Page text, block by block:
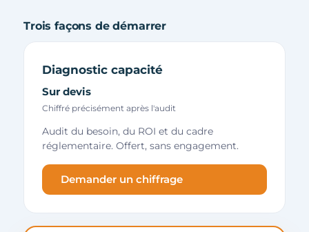
Trois façons de démarrer
Diagnostic capacité
Sur devis
Chiffré précisément après l'audit
Audit du besoin, du ROI et du cadre
réglementaire. Offert, sans engagement.
Demander un chiffrage